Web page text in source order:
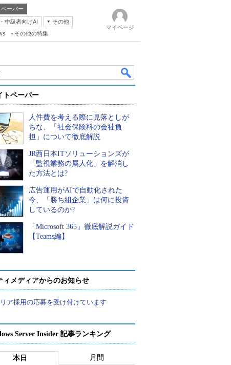
ーパー
中級者向けAI
その他
その他の特集
マイページ
トペーパー
人件費を考える際に見落としが
ちな、「社会保険料の会社負
担」について徹底解説
JR西日本ITソリューションズが
「監視業務の属人化」を解消し
た方法とは?
広告運用がAIで自動化された
今、「勝ち組企業」は何に投資
しているのか?
「Microsoft 365」徹底解説ガイド
【Teams編】
ィメディアからのお知らせ
ア採用の応募を受け付けています
Server Insider 記事ランキング
本日 月間